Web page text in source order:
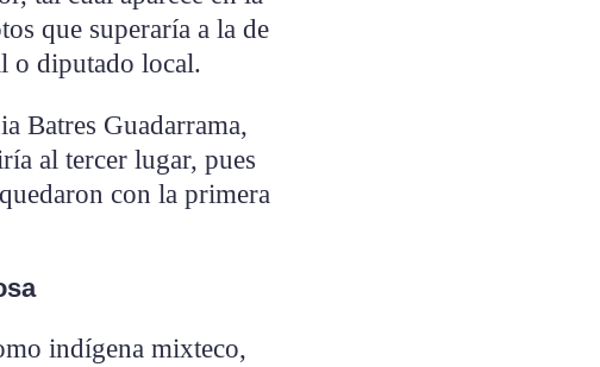
que superaría a la de
o diputado local.
Batres Guadarrama,
al tercer lugar, pues
con la primera
indígena mixteco,